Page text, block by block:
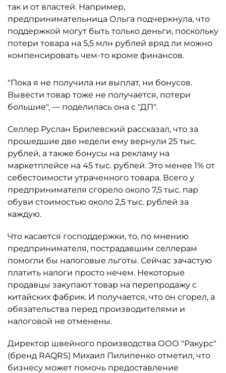
так и от властей. Например,
предпринимательница Ольга подчеркнула, что
поддержкой могут быть только деньги, поскольку
потери товара на 5,5 млн рублей вряд ли можно
компенсировать чем-то кроме финансов.
"Пока я не получила ни выплат, ни бонусов.
Вывести товар тоже не получается, потери
большие", — поделилась она с "ДП".
Селлер Руслан Брилевский рассказал, что за
прошедшие две недели ему вернули 25 тыс.
рублей, а также бонусы на рекламу на
маркетплейсе на 45 тыс. рублей. Это менее 1% от
себестоимости утраченного товара. Всего у
предпринимателя сгорело около 7,5 тыс. пар
обуви стоимостью около 2,5 тыс. рублей за
каждую.
Что касается господдержки, то, по мнению
предпринимателя, пострадавшим селлерам
помогли бы налоговые льготы. Сейчас зачастую
платить налоги просто нечем. Некоторые
продавцы закупают товар на перепродажу с
китайских фабрик. И получается, что он сгорел, а
обязательства перед производителями и
налоговой не отменены.
Директор швейного производства ООО "Ракурс"
(бренд RAQRS) Михаил Пилипенко отметил, что
бизнесу может помочь предоставление